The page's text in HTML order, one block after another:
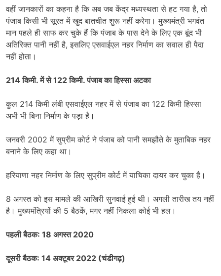
वहीं जानकारों का कहना है कि अब जब केंद्र मध्यस्थता से हट गया है, तो
पंजाब किसी भी सूरत में खुद बातचीत शुरू नहीं करेगा। मुख्यमंत्री भगवंत
मान पहले ही साफ कर चुके हैं कि पंजाब के पास देने के लिए एक बूंद भी
अतिरिक्त पानी नहीं है, इसलिए एसवाईएल नहर निर्माण का सवाल ही पैदा
नहीं होता।
214 किमी. में से 122 किमी. पंजाब का हिस्सा अटका
कुल 214 किमी लंबी एसवाईएल नहर में से पंजाब का 122 किमी हिस्सा
अभी भी बिना निर्माण के पड़ा है।
जनवरी 2002 में सुप्रीम कोर्ट ने पंजाब को पानी समझौते के मुताबिक नहर
बनाने के लिए कहा था।
हरियाणा नहर निर्माण के लिए सुप्रीम कोर्ट में याचिका दायर कर चुका है।
8 अगस्त को इस मामले की आखिरी सुनवाई हुई थी। अगली तारीख तय नहीं
है। मुख्यमंत्रियों की 5 बैठकें, मगर नहीं निकला कोई भी हल।
पहली बैठक: 18 अगस्त 2020
दूसरी बैठक: 14 अक्टूबर 2022 (चंडीगढ़)